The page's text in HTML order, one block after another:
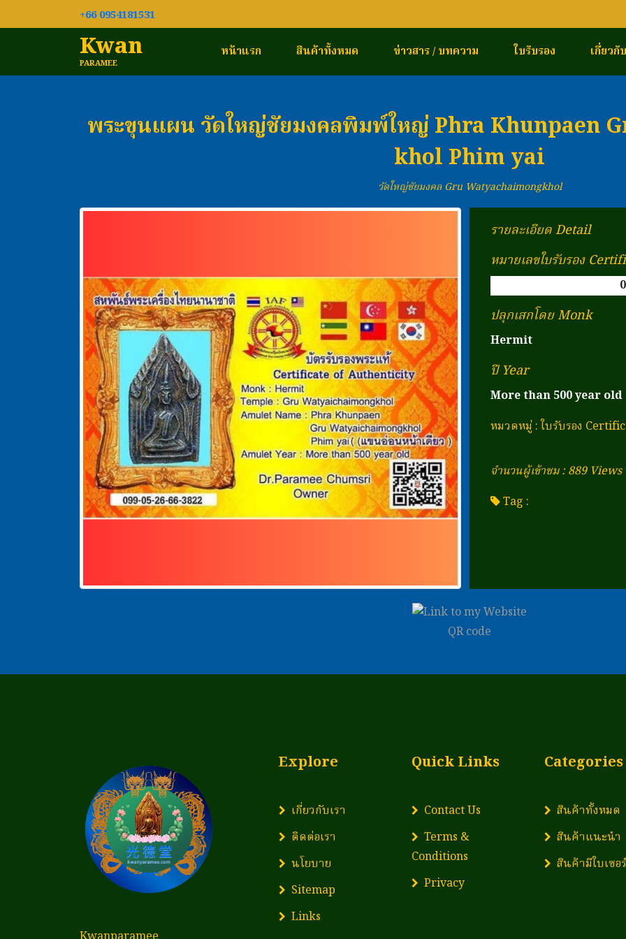
+66 0954181531
Kwan
PARAMEE
หน้าแรก สินค้าทั้งหมด ข่าวสาร / บทความ ใบรับรอง เกี่ยวกั
พระขุนแผน วัดใหญ่ชัยมงคลพิมพ์ใหญ่ Phra Khunpaen
khol Phim yai
วัดใหญ่ชัยมงคล Gru Watyachaimongkhol
รายละเอียด Detail
หมายเลขใบรับรอง
ปลุกเสกโดย Monk
Hermit
ปี Year
More than 500 year old
หมวดหมู่ :ใบรับรอง
จำนวนผู้เข้าชม : 889 Views
Tag :
QR code
Explore
เกี่ยวกับเรา
ติดต่อเรา
นโยบาย
Sitemap
Links
Quick Links
Contact Us
Terms &
Conditions
Privacy
Categories
สินค้าทั้งหมด
สินค้าแนะนำ
สินค้ามีใบเซอร์